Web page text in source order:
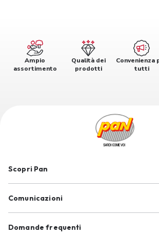
Ampio
assortimento
Qualità dei
prodotti
Convenienza
tutti
Scopri Pan
Comunicazioni
Domande frequenti